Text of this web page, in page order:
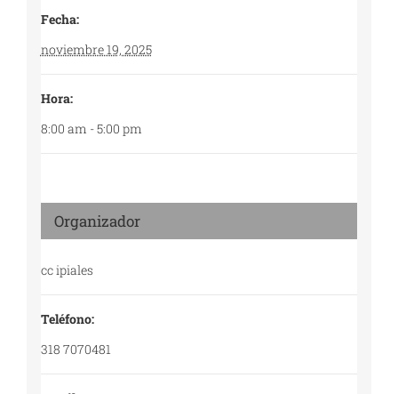
Fecha:
noviembre 19, 2025
Hora:
8:00 am - 5:00 pm
Organizador
cc ipiales
Teléfono:
318 7070481